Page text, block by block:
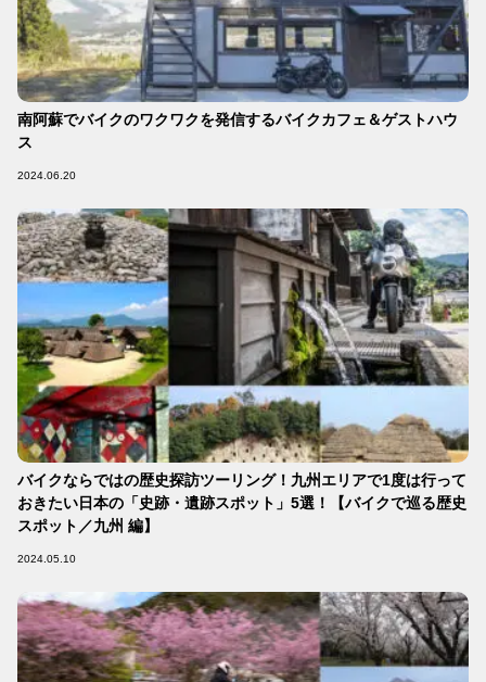
南阿蘇でバイクのワクワクを発信するバイクカフェ＆ゲストハウ
ス
2024.06.20
バイクならではの歴史探訪ツーリング！九州エリアで1度は行って
おきたい日本の「史跡・遺跡スポット」5選！【バイクで巡る歴史
スポット／九州 編】
2024.05.10